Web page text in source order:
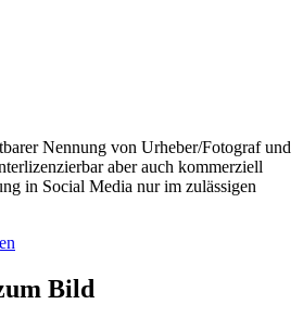
Nennung von Urheber/Fotograf und
aber auch kommerziell
in Social Media nur im zulässigen
Bild